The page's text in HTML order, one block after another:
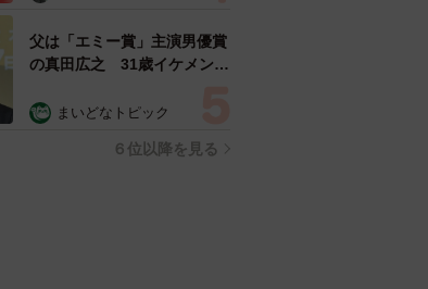
父は「エミー賞」主演男優賞
の真田広之 31歳イケメン俳
「ガチヒロさんそっくり」
まいどなトピック
６位以降を見る